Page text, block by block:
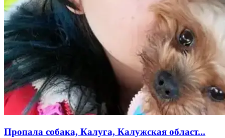
Пропала собака, Калуга, Калужская област...